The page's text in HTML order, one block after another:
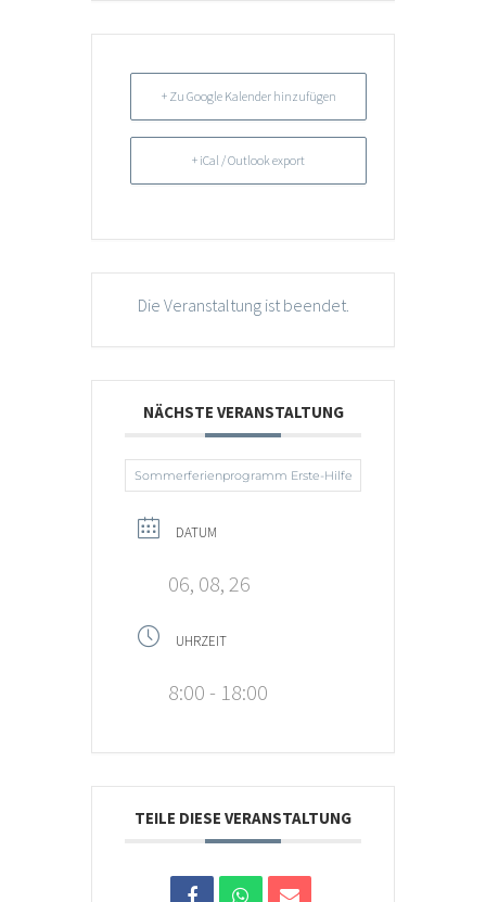
+ Zu Google Kalender hinzufügen
+ iCal / Outlook export
Die Veranstaltung ist beendet.
NÄCHSTE VERANSTALTUNG
Sommerferienprogramm Erste-Hilfe
DATUM
06, 08, 26
UHRZEIT
8:00 - 18:00
TEILE DIESE VERANSTALTUNG